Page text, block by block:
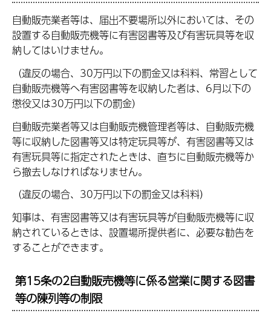
自動販売業者等は、届出不要場所以外においては、その
設置する自動販売機等に有害図書等及び有害玩具等を収
納してはいけません。
（違反の場合、30万円以下の罰金又は科料、常習として
自動販売機等へ有害図書等を収納した者は、6月以下の
懲役又は30万円以下の罰金）
自動販売業者等又は自動販売機管理者等は、自動販売機
等に収納した図書等又は特定玩具等が、有害図書等又は
有害玩具等に指定されたときは、直ちに自動販売機等か
ら撤去しなければなりません。
（違反の場合、30万円以下の罰金又は科料）
知事は、有害図書等又は有害玩具等が自動販売機等に収
納されているときは、設置場所提供者に、必要な勧告を
することができます。
第15条の2自動販売機等に係る営業に関する図書
等の陳列等の制限